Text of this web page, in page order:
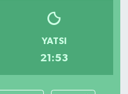
YATSI
21:53